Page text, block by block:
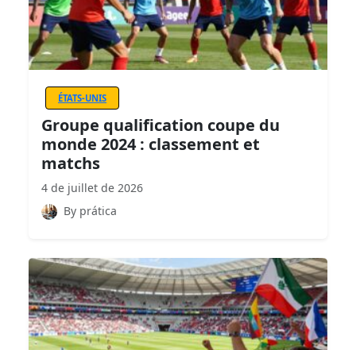
ÉTATS-UNIS
Groupe qualification coupe du
monde 2024 : classement et
matchs
4 de juillet de 2026
By prática